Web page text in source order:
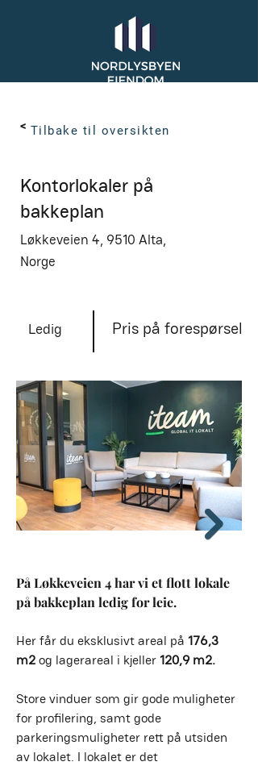
< Back
Tilbake til oversikten
Kontorlokaler på
bakkeplan
Løkkeveien 4, 9510 Alta,
Norge
Ledig Pris på forespørsel
På Løkkeveien 4 har vi et flott lokale
på bakkeplan ledig for leie.
Her får du eksklusivt areal på 176,3
m2 og lagerareal i kjeller 120,9 m2.
Store vinduer som gir gode muligheter
for profilering, samt gode
parkeringsmuligheter rett på utsiden
av lokalet. I lokalet er det